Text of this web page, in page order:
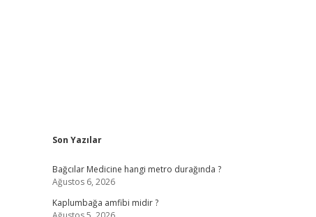
Sidebar
Son Yazılar
Bağcılar Medicine hangi metro durağında ?
Ağustos 6, 2026
Kaplumbağa amfibi midir ?